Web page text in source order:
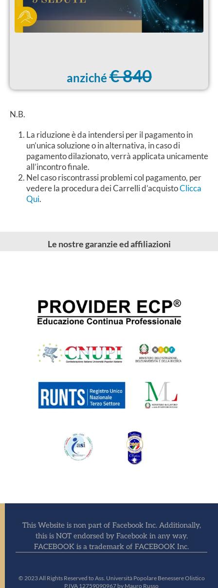
anziché€ 840
N.B.
La riduzione è da intendersi per il pagamento in
un’unica soluzione o in alternativa, in caso di
pagamento dilazionato, verrà applicata unicamente
all’incontro finale.
Nel caso riscontrassi problemi col pagamento, per
vedere la procedura dei Carrelli d’acquistoClicca
Qui.
Le nostre garanzie ed affiliazioni
This Website is non part of Facebook Inc. Additionally,
this is NOT endorsed by Facebook in any way.
FACEBOOK is a trademark of FACEBOOK Inc.
© 2023 All Rights Reserved to Ass. Università Popolare Benessere Olistico
P.IVA 12759090967 by Mauro Russo